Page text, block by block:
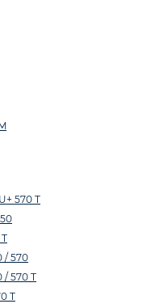
570 T
/ 570
/ 570 T
T